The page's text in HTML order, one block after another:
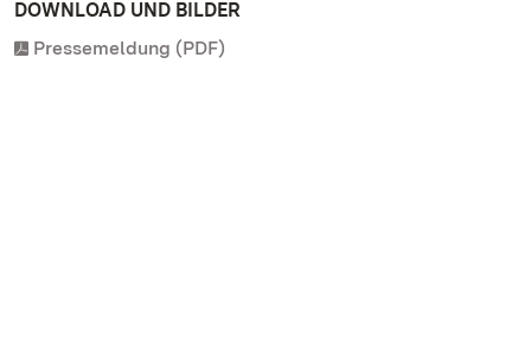
DOWNLOAD UND BILDER
Pressemeldung (PDF)